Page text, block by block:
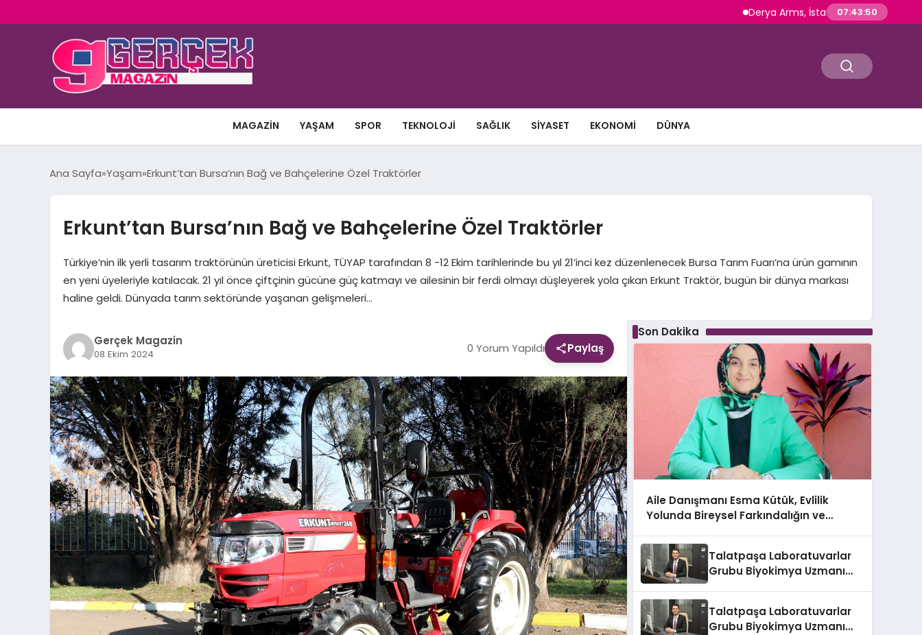
Derya Arms, İstanbul Prohunt 2026’da
07:43:51
MAGAZIN YAŞAM SPOR TEKNOLOJI SAĞLIK SIYASET EKONOMI DÜNYA
Ana Sayfa Yaşam Erkunt’tan Bursa’nın Bağ ve Bahçelerine Özel Traktörler
Erkunt’tan Bursa’nın Bağ ve Bahçelerine Özel Traktörler
Türkiye’nin ilk yerli tasarım traktörünün üreticisi Erkunt, TÜYAP tarafından 8 -12 Ekim tarihlerinde bu yıl 21’inci kez düzenlenecek Bursa Tarım Fuarı’na ürün gamının
en yeni üyeleriyle katılacak. 21 yıl önce çiftçinin gücüne güç katmayı ve ailesinin bir ferdi olmayı düşleyerek yola çıkan Erkunt Traktör, bugün bir dünya markası
haline geldi. Dünyada tarım sektöründe yaşanan gelişmeleri…
Gerçek Magazin
08 Ekim 2024 0 Yorum Yapıldı Paylaş
Son Dakika
Aile Danışmanı Esma Kütük, Evlilik
Yolunda Bireysel Farkındalığın ve
Talatpaşa Laboratuvarlar
Grubu Biyokimya Uzmanı
Talatpaşa Laboratuvarlar
Grubu Biyokimya Uzmanı